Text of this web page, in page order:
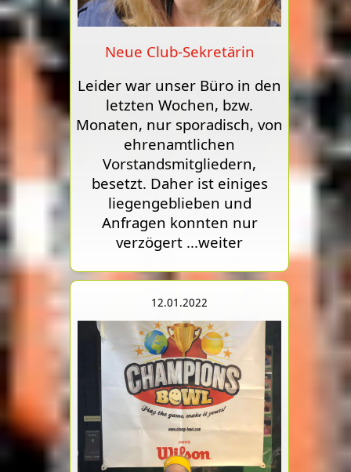
Neue Club-Sekretärin
Leider war unser Büro in den
letzten Wochen, bzw.
Monaten, nur sporadisch, von
ehrenamtlichen
Vorstandsmitgliedern,
besetzt. Daher ist einiges
liegengeblieben und
Anfragen konnten nur
verzögert ...weiter
12.01.2022